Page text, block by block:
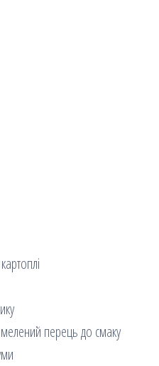
перець до смаку